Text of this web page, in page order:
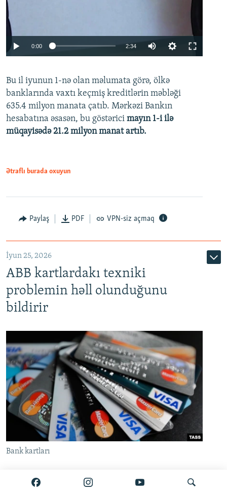
Auto 240p 360p 480p
720p 1080p
0:00 2:34
360p
480p
720p
Bu il iyunun 1-nə olan məlumata görə, ölkə
banklarında vaxtı keçmiş kreditlərin məbləği
635.4 milyon manata çatıb. Mərkəzi Bankın
hesabatına əsasən, bu göstərici mayın 1-i ilə
müqayisədə 21.2 milyon manat artıb.
Ətraflı burada oxuyun
Paylaş PDF VPN-siz açmaq
İyun 25, 2026
ABB kartlardakı texniki
problemin həll olunduğunu
bildirir
Bank kartları
Azərbaycan Beynəlxalq Bankı (ABB) iyunun 24-də